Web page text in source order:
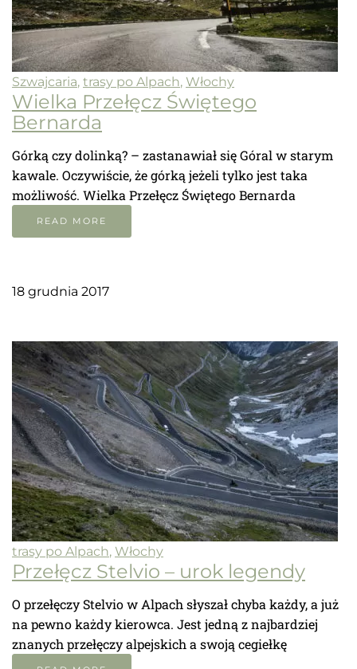
Szwajcaria, trasy po Alpach, Włochy
Wielka Przełęcz Świętego
Bernarda
Górką czy dolinką? – zastanawiał się Góral w starym
kawale. Oczywiście, że górką jeżeli tylko jest taka
możliwość. Wielka Przełęcz Świętego Bernarda
READ MORE
18 grudnia 2017
trasy po Alpach, Włochy
Przełęcz Stelvio – urok legendy
O przełęczy Stelvio w Alpach słyszał chyba każdy, a już
na pewno każdy kierowca. Jest jedną z najbardziej
znanych przełęczy alpejskich a swoją cegiełkę